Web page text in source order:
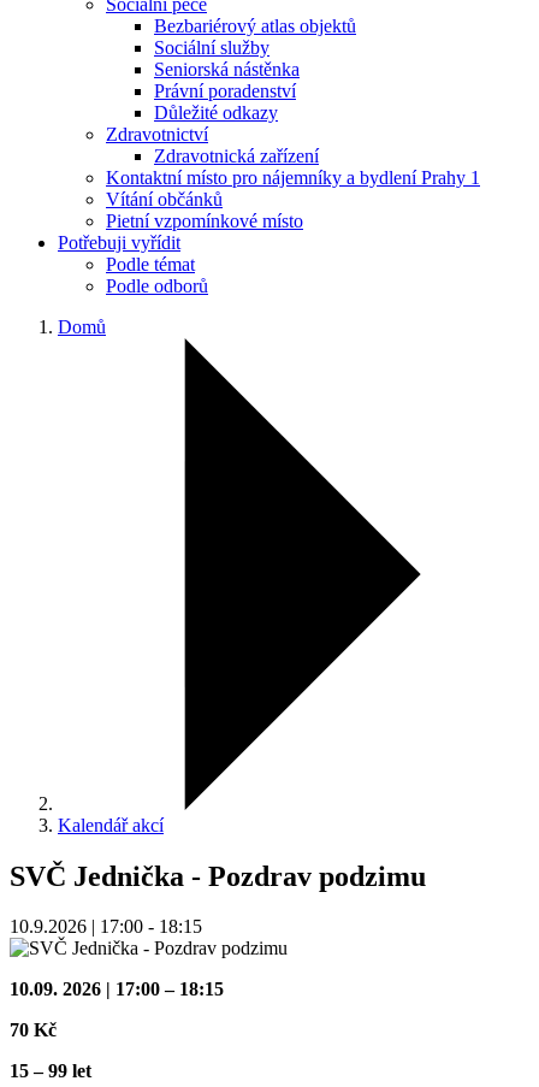
Bezbariérový atlas objektů
Sociální služby
Seniorská nástěnka
Právní poradenství
Důležité odkazy
Zdravotnictví
Zdravotnická zařízení
Kontaktní místo pro nájemníky a bydlení Prahy 1
Vítání občánků
Pietní vzpomínkové místo
Potřebuji vyřídit
Podle témat
Podle odborů
Domů
Kalendář akcí
SVČ Jednička - Pozdrav podzimu
10.9.2026 | 17:00 - 18:15
10.09. 2026 | 17:00 – 18:15
70 Kč
15 – 99 let